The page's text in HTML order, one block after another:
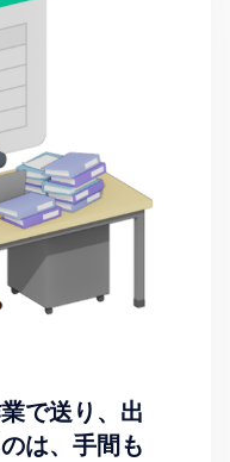
で送り、出
は、手間も